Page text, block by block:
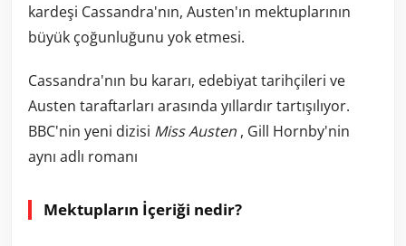
kardeşi Cassandra'nın, Austen'ın mektuplarının
büyük çoğunluğunu yok etmesi.
Cassandra'nın bu kararı, edebiyat tarihçileri ve
Austen taraftarları arasında yıllardır tartışılıyor.
BBC'nin yeni dizisi Miss Austen , Gill Hornby'nin
aynı adlı romanı
Mektupların İçeriği nedir?